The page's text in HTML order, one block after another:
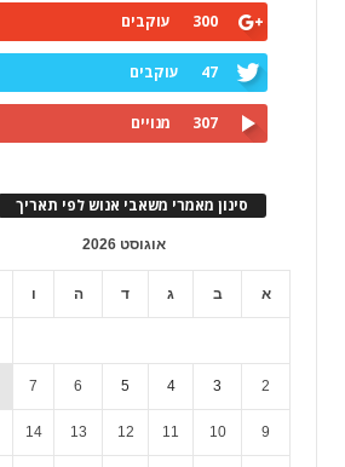
300 עוקבים
47 עוקבים
307 מנויים
סינון מאמרי משאבי אנוש לפי תאריך
אוגוסט 2026
א ב ג ד ה ו
2
3
4
5
6
7
9
10
11
12
13
14